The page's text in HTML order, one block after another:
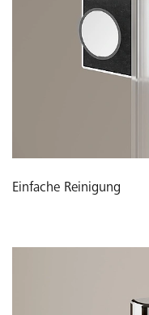
Einfache Reinigung